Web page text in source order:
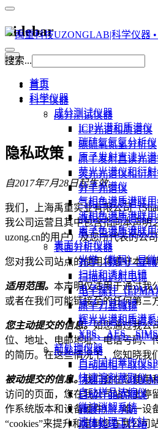
Sidebar
×
首页
科学仪器
成分测试仪器
ICP光谱和质谱仪
碳硫氧氮氢分析仪
原子发射直读光
荧光光谱仪和衍
分子光谱仪
气相色谱质谱联用
液相色谱质谱联
离子色谱质谱联
表面分析仪器
光学（数码）显
扫描和透射电镜
电子探针（EPMA
原子力显微镜
辉光光谱和质谱
XPS、AES、SIMS
前处理仪器
自动固相萃取仪
快速溶剂萃取仪
自动样品浓缩仪
微波消解系统
液体处理工作站
搜索...
首页
科学仪器
成分测试仪器
ICP光谱和质谱仪
碳硫氧氮氢分析仪
原子发射直读光
荧光光谱仪和衍
分子光谱仪
气相色谱质谱联
液相色谱质谱联
离子色谱质谱联
表面分析仪器
光学（数码）显
扫描和透射电镜
电子探针（EPMA
原子力显微镜
辉光光谱和质谱
XPS、AES、SIMS
前处理仪器
自动固相萃取仪
快速溶剂萃取仪
自动样品浓缩仪
微波消解系统
液体处理工作站
隐私政策
自2017年7月28日起生效。
我们，上海禹重实业有限公司（
我公司运营且其中包含指向本声明
uzong.cn的用户）及您所代表的公
您对我公司站点的使用将遵守本声
适用范围。 本声明仅适用于通过我
或者在我们可能链接至的任何第三
您主动提交的信息。如您通过我公
位、地址、电邮地址、电话号码、
的简历。在这些情况下，您知晓我
被动提交的信息。我们会在您使用
访问的页面，您在我公司站点上停
作系统版本和设备硬件）、唯一设
“cookies”来提升和定制您在我公